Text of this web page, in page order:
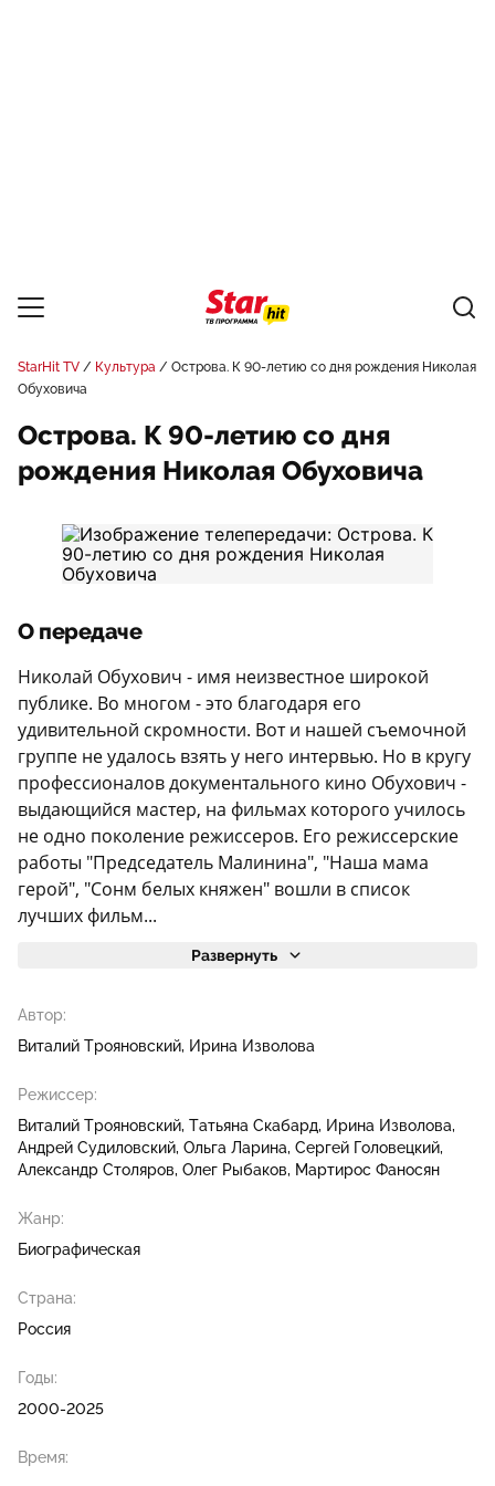
StarHit TV Культура
Острова. К 90-летию со дня рождения Николая
Обуховича
Острова. К 90-летию со дня
рождения Николая Обуховича
О передаче
Николай Обухович - имя неизвестное широкой
публике. Во многом - это благодаря его
удивительной скромности. Вот и нашей съемочной
группе не удалось взять у него интервью. Но в кругу
профессионалов документального кино Обухович -
выдающийся мастер, на фильмах которого училось
не одно поколение режиссеров. Его режиссерские
работы "Председатель Малинина", "Наша мама
герой", "Сонм белых княжен" вошли в список
лучших фильм...
Развернуть
Автор:
Виталий Трояновский Ирина Изволова
Режиссер:
Виталий Трояновский Татьяна Скабард
Ирина Изволова
Андрей Судиловский Ольга Ларина Сергей Головецкий
Александр Столяров Олег Рыбаков Мартирос Фаносян
Жанр:
Биографическая
Страна:
Россия
Годы:
2000-2025
Время: